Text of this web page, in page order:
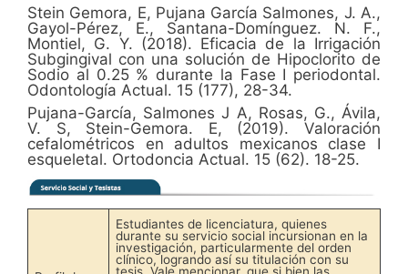
Stein Gemora, E, Pujana García Salmones, J. A.,
Gayol-Pérez, E., Santana-Domínguez. N. F.,
Montiel, G. Y. (2018). Eficacia de la Irrigación
Subgingival con una solución de Hipoclorito de
Sodio al 0.25 % durante la Fase I periodontal.
Odontología Actual. 15 (177), 28-34.
Pujana-García, Salmones J A, Rosas, G., Ávila,
V. S, Stein-Gemora. E, (2019). Valoración
cefalométricos en adultos mexicanos clase I
esqueletal. Ortodoncia Actual. 15 (62). 18-25.
Estudiantes de licenciatura, quienes
durante su servicio social incursionan en la
investigación, particularmente del orden
clínico, logrando así su titulación con su